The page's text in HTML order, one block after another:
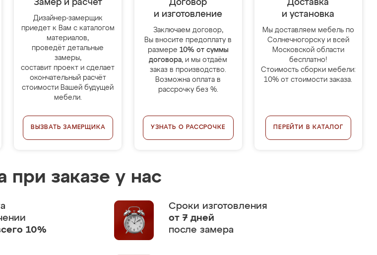
Замер и расчет
Дизайнер-замерщик
приедет к Вам с каталогом
материалов,
проведёт детальные
замеры,
составит проект и сделает
окончательный расчёт
стоимости Вашей будущей
мебели.
ВЫЗВАТЬ ЗАМЕРЩИКА
Договор
и изготовление
Заключаем договор,
Вы вносите предоплату в
размере 10% от суммы
договора, и мы отдаём
заказ в производство.
Возможна оплата в
рассрочку без %.
УЗНАТЬ О РАССРОЧКЕ
Доставка
и установка
Мы доставляем мебель по
Солнечногорску и всей
Московской области
бесплатно!
Стоимость сборки мебели:
10% от стоимости заказа.
ПЕРЕЙТИ В КАТАЛОГ
при заказе у нас
10%
Сроки изготовления
от 7 дней
после замера